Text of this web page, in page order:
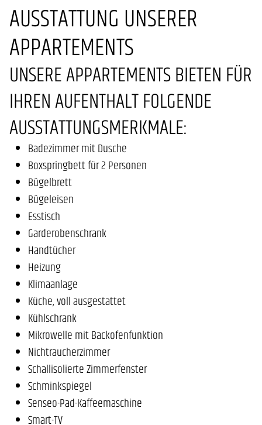
AUSSTATTUNG UNSERER
APPARTEMENTS
UNSERE APPARTEMENTS BIETEN FÜR
IHREN AUFENTHALT FOLGENDE
AUSSTATTUNGSMERKMALE:
Badezimmer mit Dusche
Boxspringbett für 2 Personen
Bügelbrett
Bügeleisen
Esstisch
Garderobenschrank
Handtücher
Heizung
Klimaanlage
Küche, voll ausgestattet
Kühlschrank
Mikrowelle mit Backofenfunktion
Nichtraucherzimmer
Schallisolierte Zimmerfenster
Schminkspiegel
Senseo-Pad-Kaffeemaschine
Smart-TV